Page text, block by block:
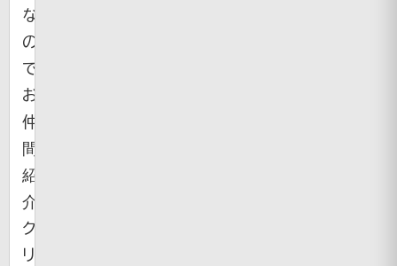
な
の
で
お
仲
間
紹
介。
ク
リ